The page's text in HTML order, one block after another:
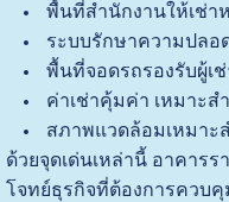
พื้นที่สำนักงานให้เช่า
ระบบรักษาความปลอ
พื้นที่จอดรถรองรับผู้เ
ค่าเช่าคุ้มค่า เหมาะส
สภาพแวดล้อมเหมาะ
ด้วยจุดเด่นเหล่านี้ อาคาร
โจทย์ธุรกิจที่ต้องการควบ